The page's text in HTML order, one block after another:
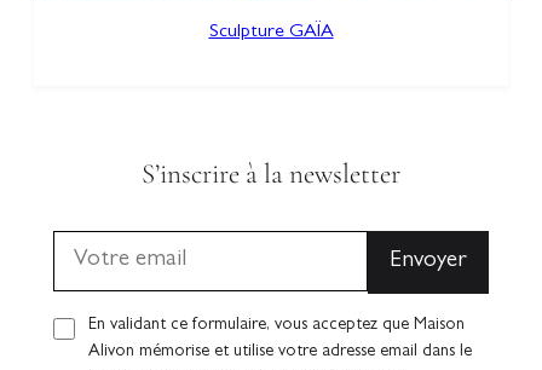
Sculpture GAÏA
S’inscrire à la newsletter
En validant ce formulaire, vous acceptez que Maison
Alivon mémorise et utilise votre adresse email dans le